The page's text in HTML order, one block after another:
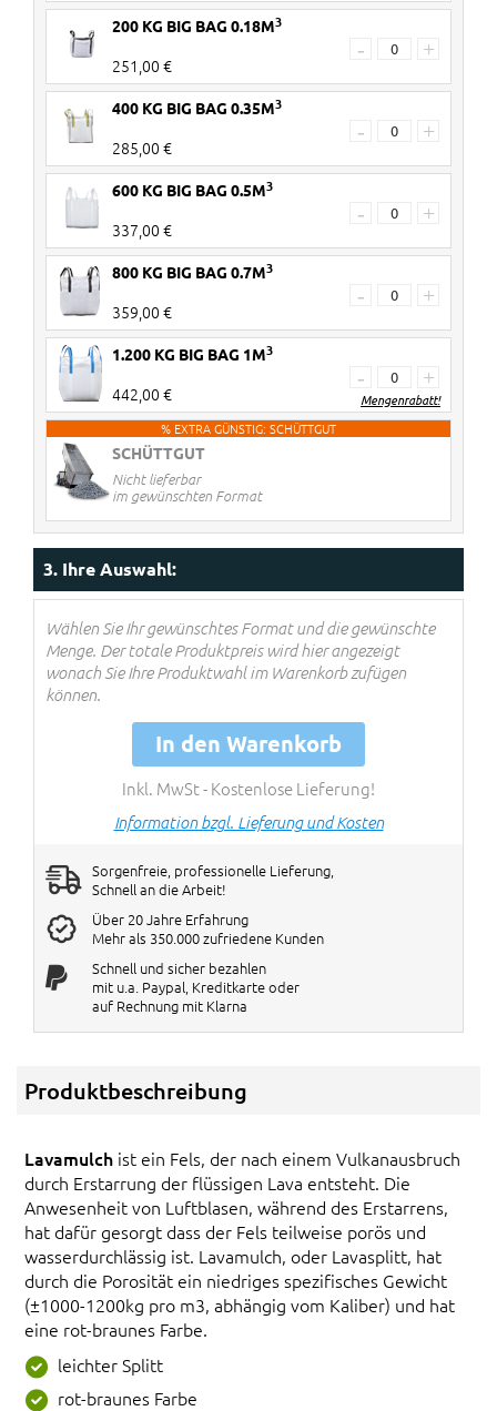
€ 3 Rabatt pro 20KG Bag
60+ Stück
verrechnet!
200 KG BIG BAG 0.18M3
251,00 €
- +
400 KG BIG BAG 0.35M3
285,00 €
- +
600 KG BIG BAG 0.5M3
337,00 €
- +
800 KG BIG BAG 0.7M3
359,00 €
- +
1.200 KG BIG BAG 1M3
442,00 €
- +
Mengenrabatt!
2 Stück
3-4 Stück
Rabatte werden im Warenkorb
% EXTRA GÜNSTIG: SCHÜTTGUT
SCHÜTTGUT
Nicht lieferbar
im gewünschten Format
3. Ihre Auswahl:
Wählen Sie Ihr gewünschtes Format und die gewünschte
Menge. Der totale Produktpreis wird hier angezeigt
wonach Sie Ihre Produktwahl im Warenkorb zufügen
können.
In den Warenkorb
Inkl. MwSt - Kostenlose Lieferung!
Information bzgl. Lieferung und Kosten
Sorgenfreie, professionelle Lieferung,
Schnell an die Arbeit!
Über 20 Jahre Erfahrung
Mehr als 350.000 zufriedene Kunden
Schnell und sicher bezahlen
mit u.a. Paypal, Kreditkarte oder
auf Rechnung mit Klarna
Produktbeschreibung
Lavamulch ist ein Fels, der nach einem Vulkanausbruch
durch Erstarrung der flüssigen Lava entsteht. Die
Anwesenheit von Luftblasen, während des Erstarrens,
hat dafür gesorgt dass der Fels teilweise porös und
wasserdurchlässig ist. Lavamulch, oder Lavasplitt, hat
durch die Porosität ein niedriges spezifisches Gewicht
(±1000-1200kg pro m3, abhängig vom Kaliber) und hat
eine rot-braunes Farbe.
leichter Splitt
rot-braunes Farbe